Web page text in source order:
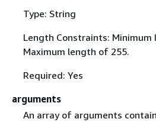
Type: String
Length Constraints: Minimum
Maximum length of 255.
Required: Yes
arguments
An array of arguments